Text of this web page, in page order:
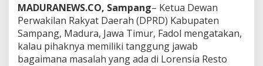
MADURANEWS.CO, Sampang– Ketua Dewan
Perwakilan Rakyat Daerah (DPRD) Kabupaten
Sampang, Madura, Jawa Timur, Fadol mengatakan,
kalau pihaknya memiliki tanggung jawab
bagaimana masalah yang ada di Lorensia Resto